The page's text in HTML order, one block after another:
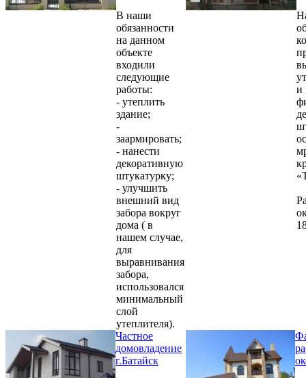
В наши
обязанности
на данном
объекте
входили
следующие
работы:
- утеплить
здание;
-
заармировать;
- нанести
декоративную
штукатурку;
- улучшить
внешний вид
забора вокруг
дома ( в
нашем случае,
для
выравнивания
забора,
использовался
минимальный
слой
утеплителя).
и
Частное
домовладение
г.Батайск